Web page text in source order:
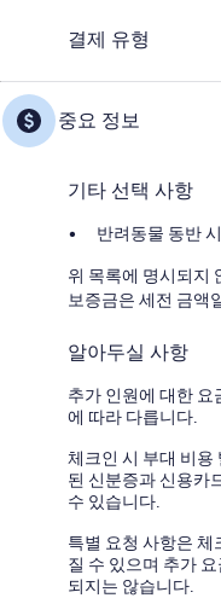
결제 유형
중요 정보
기타 선택 사항
반려동물 동반
위 목록에 명시되지
보증금은 세전 금액
알아두실 사항
추가 인원에 대한 요
에 따라 다릅니다.
체크인 시 부대 비
된 신분증과 신용카
수 있습니다.
특별 요청 사항은
질 수 있으며 추가
되지는 않습니다.